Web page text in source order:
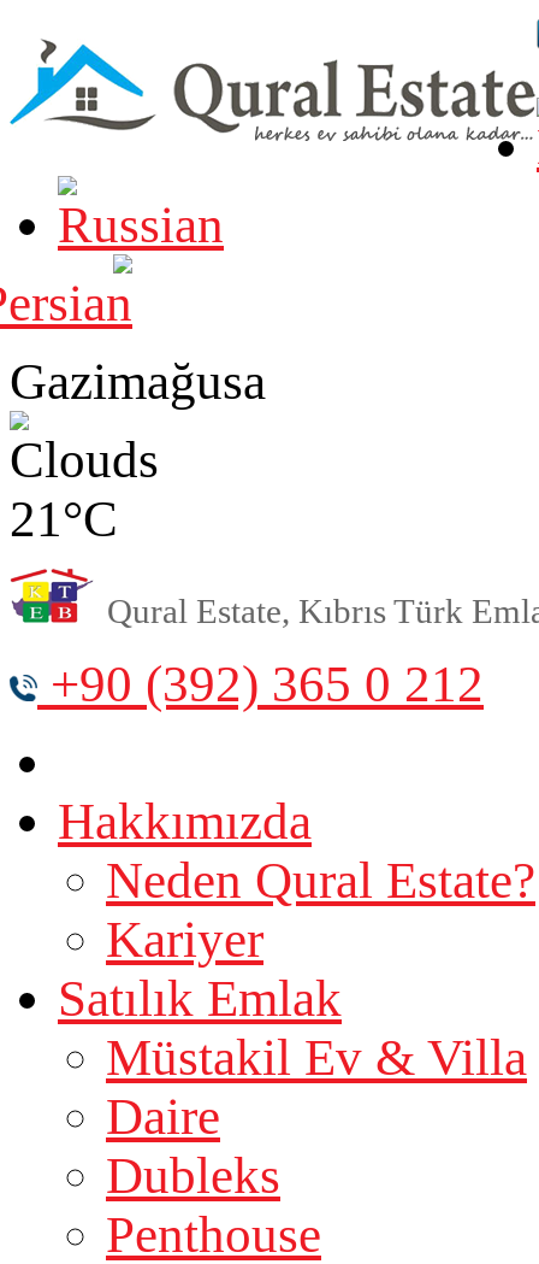
Gazimağusa
21°C
Qural Estate, Kıbrıs Türk
+90 (392) 365 0 212
Hakkımızda
Neden Qural Estate?
Kariyer
Satılık Emlak
Müstakil Ev & Villa
Daire
Dubleks
Penthouse